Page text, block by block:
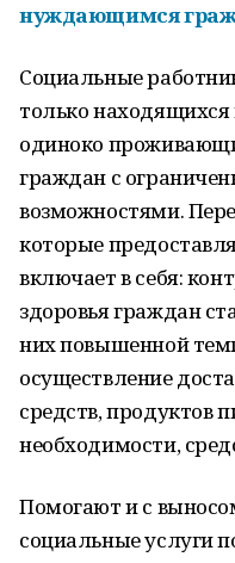
нуждающимся
Социальные
только
одиноко
граждан с
возможностями.
которые
включает в себя:
здоровья граждан
них повышенной
осуществление
средств, продуктов
необходимости,
Помогают и с
социальные услуги